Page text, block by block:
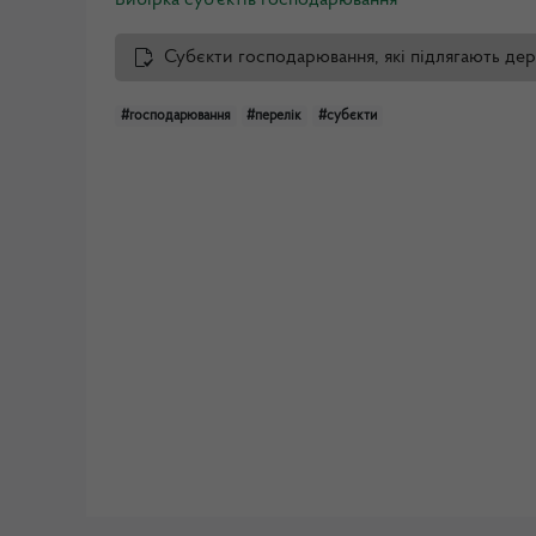
Субєкти господарювання, які підлягають
#господарювання #перелік #субєкти